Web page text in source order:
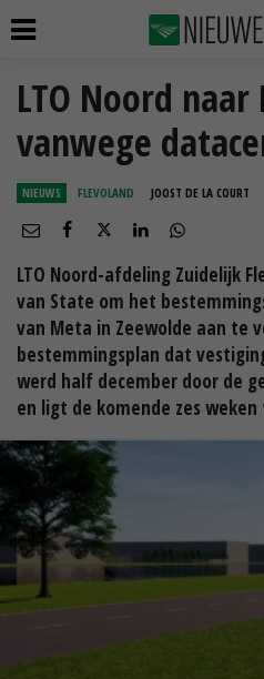
LTO Noord
vanwege
NIEUWS FLEVOLAND JOOST DE LA COURT
LTO Noord-afdeling Zuidelijk
van State om het
van Meta in Zeewolde aan te
bestemmingsplan dat
werd half december door de
en ligt de komende zes weken